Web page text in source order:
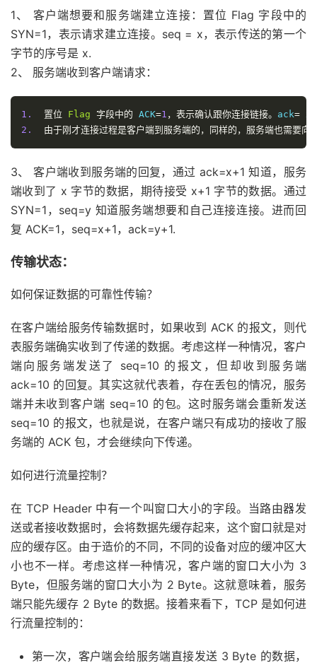
1、 客户端想要和服务端建立连接：置位 Flag 字段中的
SYN=1，表示请求建立连接。seq = x，表示传送的第一个
字节的序号是 x.
2、 服务端收到客户端请求：
1. 置位 Flag 字段中的 ACK=1 ，表示确认跟你连接链接。 ack= x
2.
由于刚才连接过程是客户端到服务端的，同样的，服务端也需要
3、 客户端收到服务端的回复，通过 ack=x+1 知道，服务
端收到了 x 字节的数据，期待接受 x+1 字节的数据。通过
SYN=1，seq=y 知道服务端想要和自己连接连接。进而回
复 ACK=1，seq=x+1，ack=y+1.
传输状态：
如何保证数据的可靠性传输？
在客户端给服务传输数据时，如果收到 ACK 的报文，则代
表服务端确实收到了传递的数据。考虑这样一种情况，客户
端向服务端发送了 seq=10 的报文，但却收到服务端
ack=10 的回复。其实这就代表着，存在丢包的情况，服务
端并未收到客户端 seq=10 的包。这时服务端会重新发送
seq=10 的报文，也就是说，在客户端只有成功的接收了服
务端的 ACK 包，才会继续向下传递。
如何进行流量控制？
在 TCP Header 中有一个叫窗口大小的字段。当路由器发
送或者接收数据时，会将数据先缓存起来，这个窗口就是对
应的缓存区。由于造价的不同，不同的设备对应的缓冲区大
小也不一样。考虑这样一种情况，客户端的窗口大小为 3
Byte，但服务端的窗口大小为 2 Byte。这就意味着，服务
端只能先缓存 2 Byte 的数据。接着来看下，TCP 是如何进
行流量控制的：
第一次，客户端会给服务端直接发送 3 Byte 的数据，